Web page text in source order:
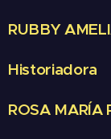
RUBBY
Historiadora
ROSA MARÍA